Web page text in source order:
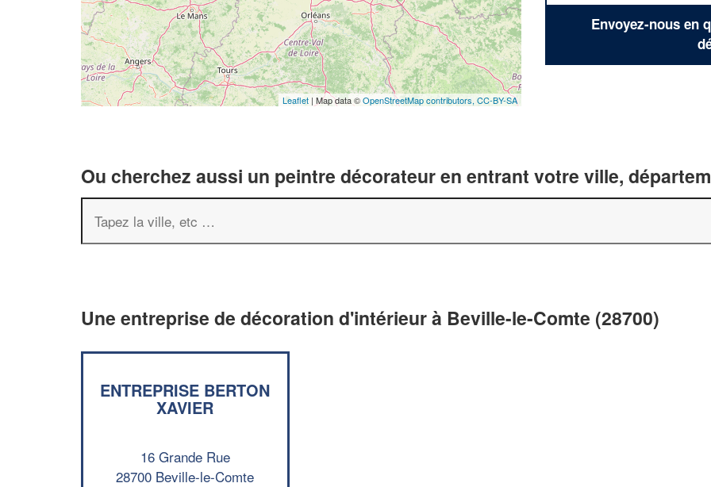
Leaflet | Map data ©OpenStreetMap contributors, CC-BY-SA
Envoyez-nous en
Ou cherchez aussi un peintre décorateur en entrant votre ville,
Une entreprise de décoration d'intérieur à Beville-le-Comte (28700)
ENTREPRISE BERTON
XAVIER
16 Grande Rue
28700 Beville-le-Comte